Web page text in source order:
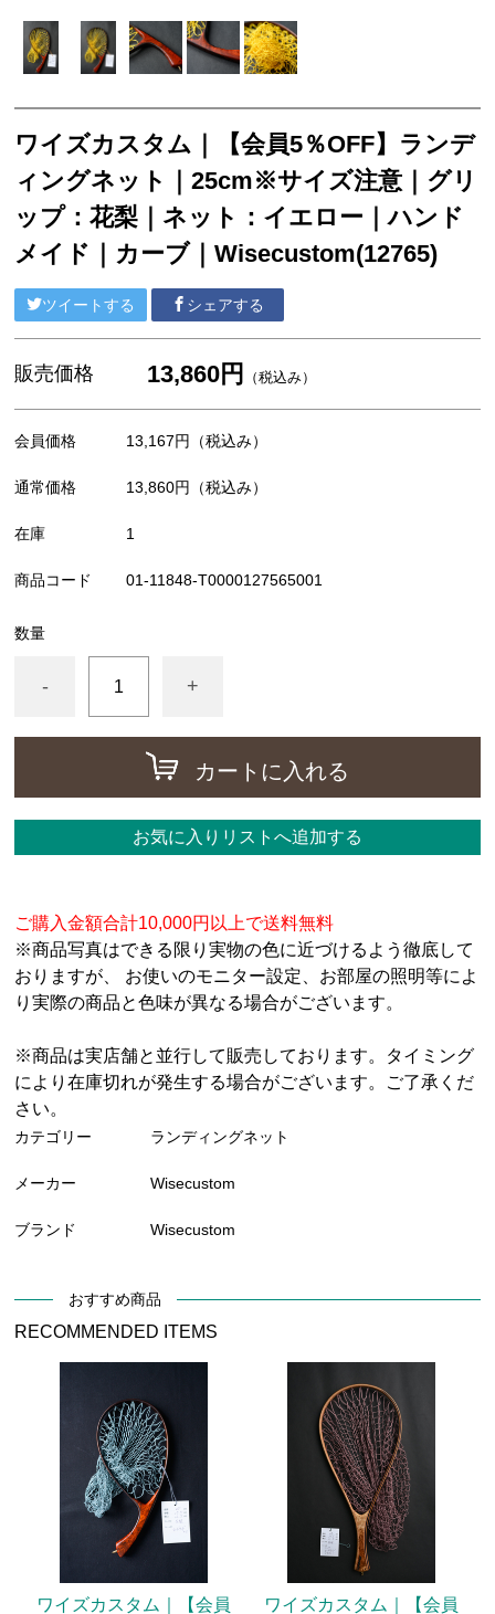
ワイズカスタム｜【会員5％OFF】ランデ
ィングネット｜25cm※サイズ注意｜グリ
ップ：花梨｜ネット：イエロー｜ハンド
メイド｜カーブ｜Wisecustom(12765)
ツイートする シェアする
販売価格 13,860円 （税込み）
会員価格 13,167円 （税込み）
通常価格 13,860円 （税込み）
在庫 1
商品コード 01-11848-T0000127565001
数量
- +
カートに入れる
お気に入りリストへ追加する
ご購入金額合計10,000円以上で送料無料
※商品写真はできる限り実物の色に近づけるよう徹底して
おりますが、 お使いのモニター設定、お部屋の照明等によ
り実際の商品と色味が異なる場合がございます。
※商品は実店舗と並行して販売しております。タイミング
により在庫切れが発生する場合がございます。ご了承くだ
さい。
カテゴリー ランディングネット
メーカー Wisecustom
ブランド Wisecustom
おすすめ商品
RECOMMENDED ITEMS
ワイズカスタム｜【会員 ワイズカスタム｜【会員